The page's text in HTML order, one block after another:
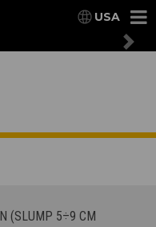
USA
(SLUMP 5÷9 CM